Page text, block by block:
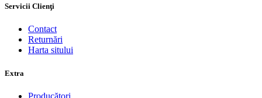
Servicii Clienţi
Contact
Returnări
Harta sitului
Extra
Producători